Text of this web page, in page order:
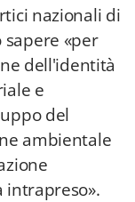
nazionali di
sapere «per
dell'identità
e
del
ambientale
intrapreso».